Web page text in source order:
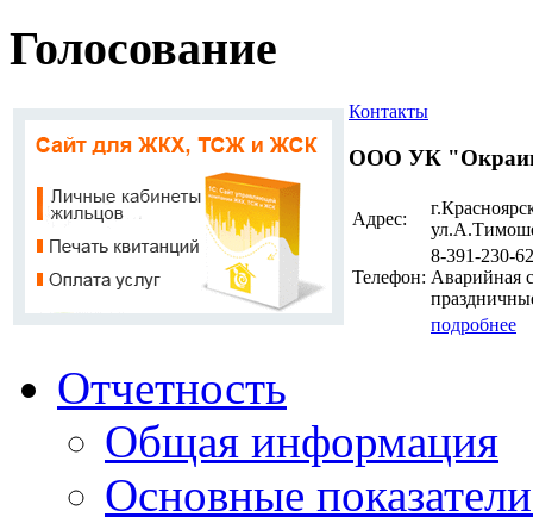
Голосование
Контакты
ООО УК
Адрес:
Телефон:
8-391-230-
Аварийная
подробнее
Отчетность
Общая информация
Основные